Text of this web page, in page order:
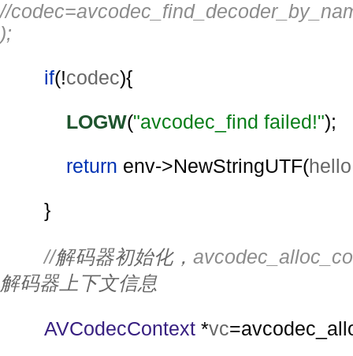
//
);
if(!codec){
LOGW("avcodec_find failed!");
return env->NewStringUTF(hello
}
//解码器初始化，
解码器上下文信息
AVCodecContext *vc